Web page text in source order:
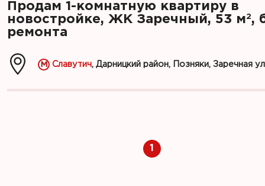
Продам 1-комнатную квартиру в
новостройке, ЖК Заречный, 53 м2,
ремонта
Славутич, Дарницкий район, Позняки, Заречная
1